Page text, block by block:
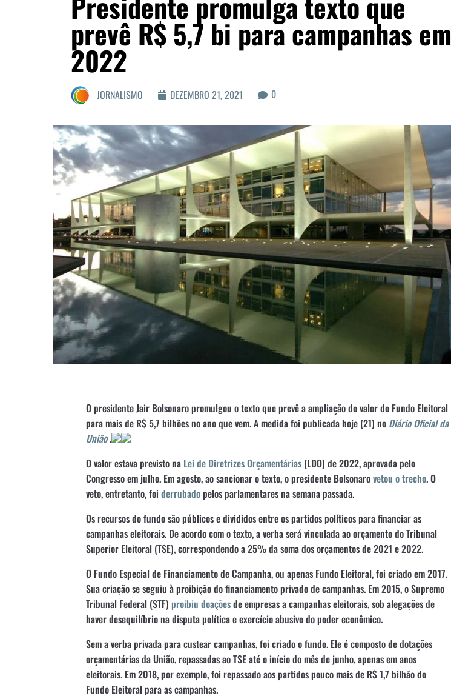
prevê R$ 5,7 bi para campanhas em
2022
JORNALISMO DEZEMBRO 21, 2021 0
O presidente Jair Bolsonaro promulgou o texto que prevê a ampliação do valor do Fundo Eleitoral
para mais de R$ 5,7 bilhões no ano que vem. A medida foi publicada hoje (21) no Diário Oficial da
União.
O valor estava previsto na Lei de Diretrizes Orçamentárias (LDO) de 2022, aprovada pelo
Congresso em julho. Em agosto, ao sancionar o texto, o presidente Bolsonarovetou o trecho. O
veto, entretanto, foi derrubadopelos parlamentares na semana passada.
Os recursos do fundo são públicos e divididos entre os partidos políticos para financiar as
campanhas eleitorais. De acordo com o texto, a verba será vinculada ao orçamento do Tribunal
Superior Eleitoral (TSE), correspondendo a 25% da soma dos orçamentos de 2021 e 2022.
O Fundo Especial de Financiamento de Campanha, ou apenas Fundo Eleitoral, foi criado em 2017.
Sua criação se seguiu à proibição do financiamento privado de campanhas. Em 2015, o Supremo
Tribunal Federal (STF) proibiu doaçõesde empresas a campanhas eleitorais, sob alegações de
haver desequilíbrio na disputa política e exercício abusivo do poder econômico.
Sem a verba privada para custear campanhas, foi criado o fundo. Ele é composto de dotações
orçamentárias da União, repassadas ao TSE até o início do mês de junho, apenas em anos
eleitorais. Em 2018, por exemplo, foi repassado aos partidos pouco mais de R$ 1,7 bilhão do
Fundo Eleitoral para as campanhas.